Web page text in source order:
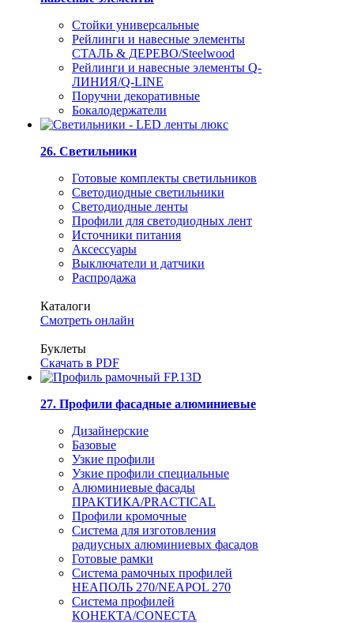
Стойки универсальные
Рейлинги и навесные элементы
СТАЛЬ & ДЕРЕВО/Steelwood
Рейлинги и навесные элементы Q-
ЛИНИЯ/Q-LINE
Поручни декоративные
Бокалодержатели
26. Светильники
Готовые комплекты светильников
Светодиодные светильники
Светодиодные ленты
Профили для светодиодных лент
Источники питания
Аксессуары
Выключатели и датчики
Распродажа
Каталоги
Смотреть онлайн
Буклеты
Скачать в PDF
27. Профили фасадные алюминиевые
Дизайнерские
Базовые
Узкие профили
Узкие профили специальные
Алюминиевые фасады
ПРАКТИКА/PRACTICAL
Профили кромочные
Система для изготовления
радиусных алюминиевых фасадов
Готовые рамки
Система рамочных профилей
НЕАПОЛЬ 270/NEAPOL 270
Система профилей
КОНЕКТА/CONECTA